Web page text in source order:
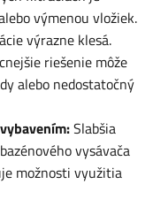
výmenou vložiek.
výrazne klesá.
riešenie môže
alebo nedostatočný
Slabšia
vysávača
možnosti využitia